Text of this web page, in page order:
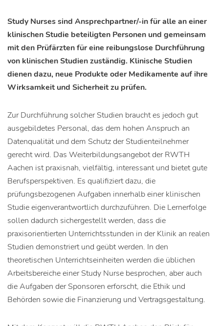
Study Nurses sind Ansprechpartner/-in für alle an einer
klinischen Studie beteiligten Personen und gemeinsam
mit den Prüfärzten für eine reibungslose Durchführung
von klinischen Studien zuständig. Klinische Studien
dienen dazu, neue Produkte oder Medikamente auf ihre
Wirksamkeit und Sicherheit zu prüfen.
Zur Durchführung solcher Studien braucht es jedoch gut
ausgebildetes Personal, das dem hohen Anspruch an
Datenqualität und dem Schutz der Studienteilnehmer
gerecht wird. Das Weiterbildungsangebot der RWTH
Aachen ist praxisnah, vielfältig, interessant und bietet gute
Berufsperspektiven. Es qualifiziert dazu, die
prüfungsbezogenen Aufgaben innerhalb einer klinischen
Studie eigenverantwortlich durchzuführen. Die Lernerfolge
sollen dadurch sichergestellt werden, dass die
praxisorientierten Unterrichtsstunden in der Klinik an realen
Studien demonstriert und geübt werden. In den
theoretischen Unterrichtseinheiten werden die üblichen
Arbeitsbereiche einer Study Nurse besprochen, aber auch
die Aufgaben der Sponsoren erforscht, die Ethik und
Behörden sowie die Finanzierung und Vertragsgestaltung.